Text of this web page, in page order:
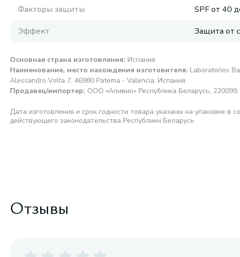
Факторы защиты
SPF от 40
Эффект
Защита от
Основная страна изготовления: Испания
Наименование, место нахождения изготовителя: Laboratorios
Alessandro Volta 7, 46980 Patema - Valencia, Испания
Продавец/импортер: ООО «Аливио» Республика Беларусь,
Дата изготовления и срок годности товара указаны на упаковке в
действующего законодательства Республики Беларусь
Отзывы